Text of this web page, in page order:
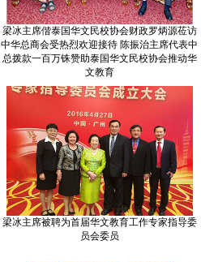
梁冰主席偕泰国华文民校协会财政罗炳源莅访
中华总商会受热烈欢迎接待 陈振治主席代表中
总拨款一百万铢赞助泰国华文民校协会推动华
文教育
梁冰主席被聘为首届华文教育工作专家指导委
员会委员